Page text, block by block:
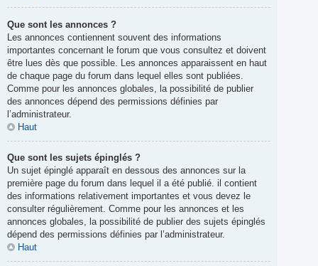
Que sont les annonces ?
Les annonces contiennent souvent des informations
importantes concernant le forum que vous consultez et doivent
être lues dès que possible. Les annonces apparaissent en haut
de chaque page du forum dans lequel elles sont publiées.
Comme pour les annonces globales, la possibilité de publier
des annonces dépend des permissions définies par
l’administrateur.
Haut
Que sont les sujets épinglés ?
Un sujet épinglé apparaît en dessous des annonces sur la
première page du forum dans lequel il a été publié. il contient
des informations relativement importantes et vous devez le
consulter régulièrement. Comme pour les annonces et les
annonces globales, la possibilité de publier des sujets épinglés
dépend des permissions définies par l’administrateur.
Haut